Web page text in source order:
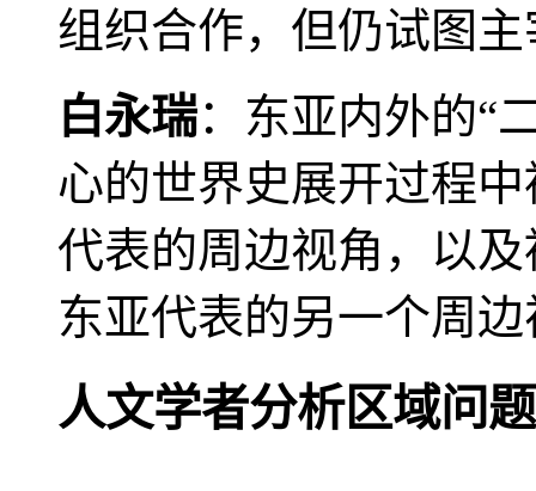
组织合作，但仍试图
白永瑞：东亚内外的“
心的世界史展开过程
代表的周边视角，以
东亚代表的另一个周
人文学者分析区域问题